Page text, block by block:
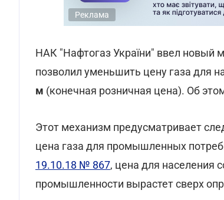
Реклама
НАК "Нафтогаз України" ввел новый
позволил уменьшить цену газа для
м (конечная розничная цена). Об
Этот механизм предусматривает
цена газа для промышленных
19.10.18 № 867, цена для населения
промышленности вырастет сверх